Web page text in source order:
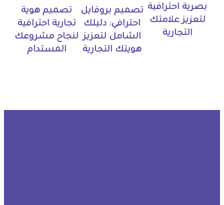
بصرية احترافية
لتعزيز علامتك
التجارية
تصميم بروفايل
احترافي: دليلك
الشامل لتعزيز
هويتك التجارية
تصميم هوية
تجارية احترافية
لنجاح مشروعك
المستدام